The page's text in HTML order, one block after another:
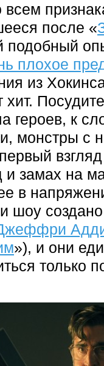
после «
плохое
из
хит.
героев, к
монстры с
и замах на
в
шоу
»), и они
только